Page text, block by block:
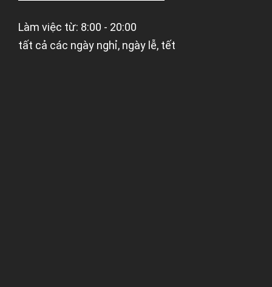
Làm việc từ: 8:00 - 20:00
tất cả các ngày nghỉ, ngày lễ, tết